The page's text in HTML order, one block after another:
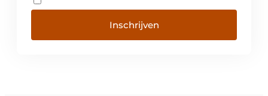
Inschrijven